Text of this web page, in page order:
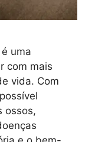
uma
com mais
vida. Com
ossos,